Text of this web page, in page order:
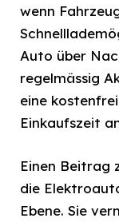
wenn
Auto über
regelmässig
eine
Einkaufszeit
Einen Beitrag
die
Ebene. Sie